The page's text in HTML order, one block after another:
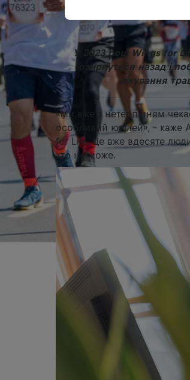
У 2023 році Wings for
озирнутися назад і
лікування
«Ми вже з нетерпінням
особливий ювілей», – каже
for Life. Це вже вдесяте
хто не може.